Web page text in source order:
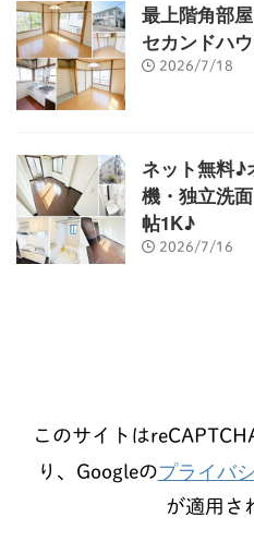
最上階角部
セカンドハ
2026/7/18
ネット無料♪
機・独立洗
帖1K♪
2026/7/16
このサイトは
り、Googleのプライバ
が適用さ